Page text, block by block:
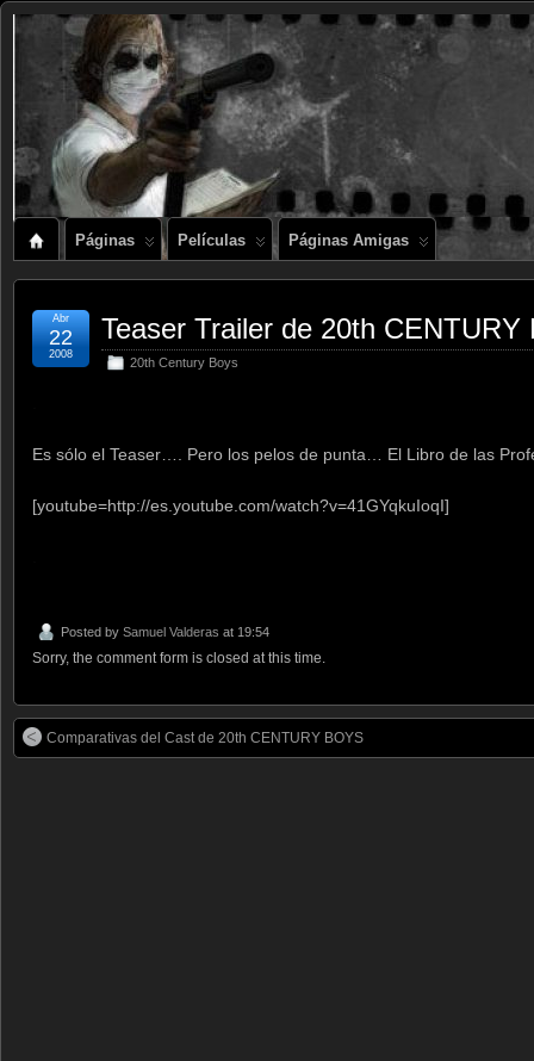
Páginas Películas Páginas Amigas
Teaser Trailer de 20th CENTURY
20th Century Boys
Abr
22
2008
Es sólo el Teaser…. Pero los pelos de punta… El Libro de las
[youtube=http://es.youtube.com/watch?v=41GYqkuIoqI]
Posted by Samuel Valderas at 19:54
Sorry, the comment form is closed at this time.
Comparativas del Cast de 20th CENTURY BOYS